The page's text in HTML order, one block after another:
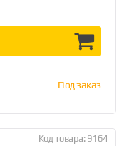
Под заказ
Код товара: 9164